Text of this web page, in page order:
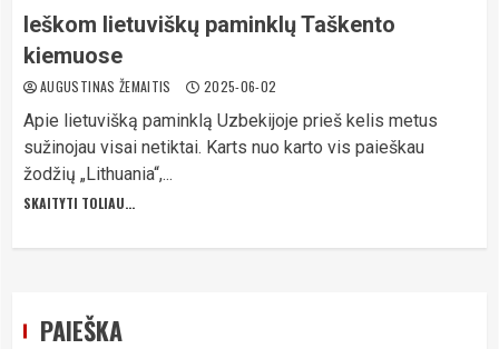
Ieškom lietuviškų paminklų Taškento
kiemuose
AUGUSTINAS ŽEMAITIS 2025-06-02
Apie lietuvišką paminklą Uzbekijoje prieš kelis metus
sužinojau visai netiktai. Karts nuo karto vis paieškau
žodžių „Lithuania“,...
SKAITYTI TOLIAU...
PAIEŠKA